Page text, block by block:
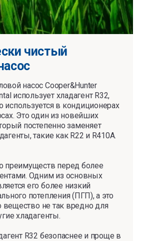
чистый
насос Cooper&Hunter
использует хладагент R32,
в кондиционерах
Это один из новейших
постепенно заменяет
такие как R22 и R410A.
преимуществ перед более
Одним из основных
его более низкий
потепления (ПГП), а это
вещество не так вредно для
хладагенты.
R32 безопаснее и проще в